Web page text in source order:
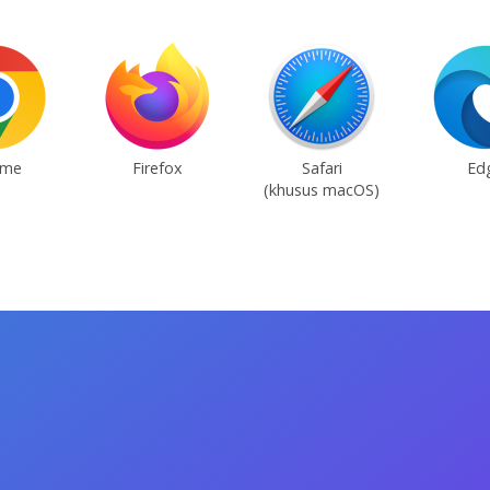
Firefox
Safari
(khusus macOS)